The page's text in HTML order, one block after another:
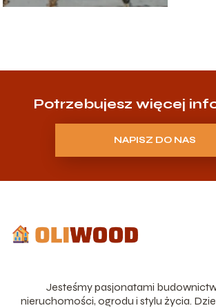
Potrzebujesz więcej
NAPISZ DO NAS
Jesteśmy pasjonatami
nieruchomości, ogrodu i stylu życia.